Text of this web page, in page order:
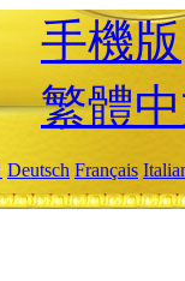
手機版
繁體
Deutsch Français